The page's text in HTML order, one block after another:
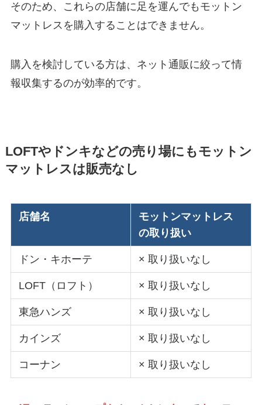
そのため、これらの店舗に足を運んでもモットン
マットレスを購入することはできません。
購入を検討している方は、ネット通販に絞って情
報収集するのが効率的です。
LOFTやドンキなどの売り場にもモットン
マットレスは販売なし
店舗名
モットンマットレス
の取り扱い
ドン・キホーテ × 取り扱いなし
LOFT（ロフト） × 取り扱いなし
東急ハンズ × 取り扱いなし
カインズ × 取り扱いなし
コーナン × 取り扱いなし